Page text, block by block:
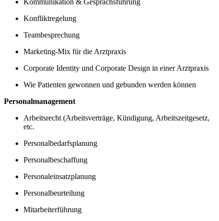
Konfliktregelung
Teambesprechung
Marketing-Mix für die Arztpraxis
Corporate Identity und Corporate Design in einer Arztpraxis
Wie Patienten gewonnen und gebunden werden können
Personalmanagement
Arbeitsrecht (Arbeitsverträge, Kündigung, Arbeitszeitgesetz,
etc.
Personalbedarfsplanung
Personalbeschaffung
Personaleinsatzplanung
Personalbeurteilung
Mitarbeiterführung